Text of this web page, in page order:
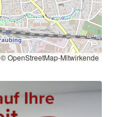
© OpenStreetMap-Mitwirkende